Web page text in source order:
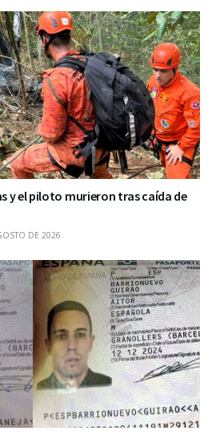
y el piloto murieron tras caída de
DE 2026